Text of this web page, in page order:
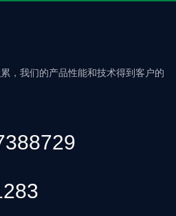
，我们的产品性能和技术得到客户的